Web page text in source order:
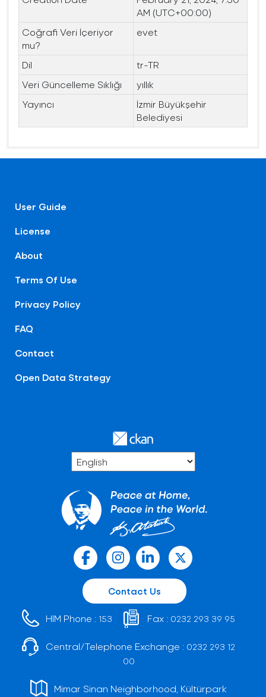
AM (UTC+00:00)
Coğrafi Veri İçeriyor
mu?
evet
Dil
tr-TR
Veri Güncelleme Sıklığı
yıllık
Yayıncı
İzmir Büyükşehir
Belediyesi
User Guide
License
About
Terms Of Use
Privacy Policy
FAQ
Contact
Open Data Strategy
Contact Us
HIM Phone : 153 Fax : 0232 293 39 95
Central/Telephone Exchange : 0232 293 12
00
Mimar Sinan Neighborhood, Kültürpark